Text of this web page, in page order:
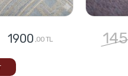
1900 ,00 TL